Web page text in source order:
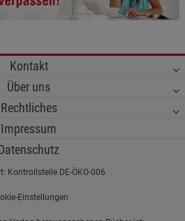
Kontakt
Über uns
Rechtliches
Impressum
Kontrollstelle DE-ÖKO-006
Einstellungen
anzeigen
(2) Statistik Cookies
(3)